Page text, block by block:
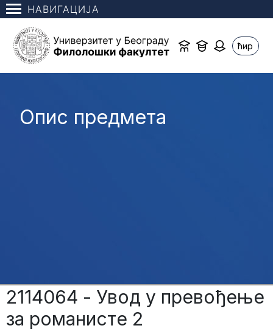
НАВИГАЦИЈА
ћир
Опис предмета
2114064 - Увод у превођење
за романисте 2